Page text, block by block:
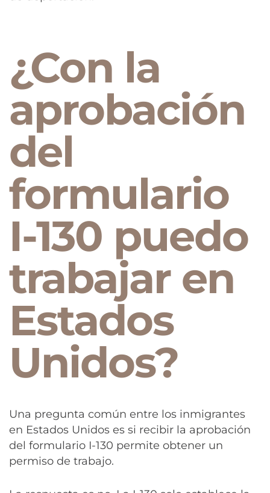
¿Con la
aprobación
del
formulario
I-130 puedo
trabajar en
Estados
Unidos?
Una pregunta común entre los inmigrantes
en Estados Unidos es si recibir la aprobación
del formulario I-130 permite obtener un
permiso de trabajo.